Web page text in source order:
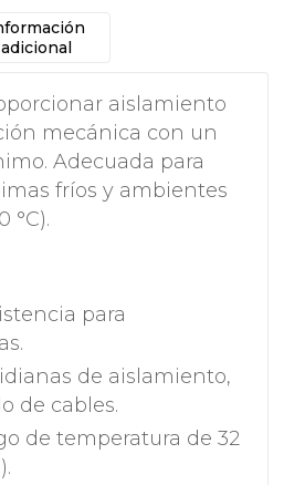
adicional
aislamiento
mecánica con un
Adecuada para
fríos y ambientes
°C).
para
de aislamiento,
de cables.
de temperatura de 32